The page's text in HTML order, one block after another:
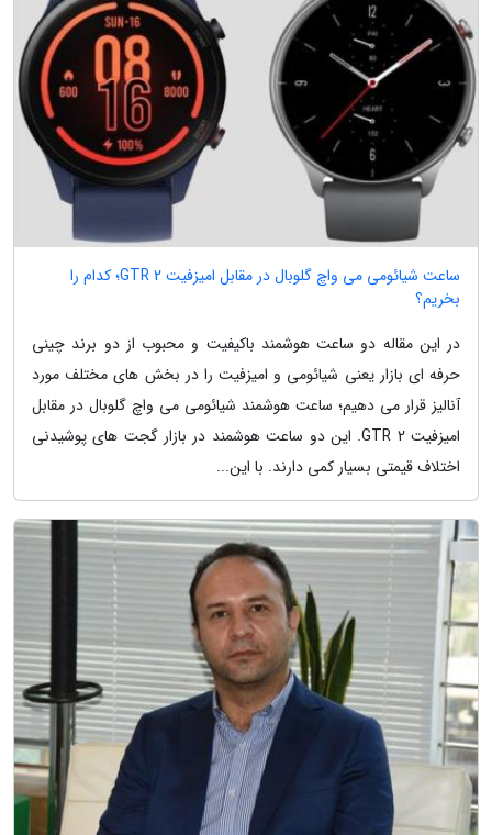
ساعت شیائومی می واچ گلوبال در مقابل امیزفیت GTR 2؛ کدام را
بخریم؟
در این مقاله دو ساعت هوشمند باکیفیت و محبوب از دو برند چینی
حرفه ای بازار یعنی شیائومی و امیزفیت را در بخش های مختلف مورد
آنالیز قرار می دهیم؛ ساعت هوشمند شیائومی می واچ گلوبال در مقابل
امیزفیت GTR 2. این دو ساعت هوشمند در بازار گجت های پوشیدنی
اختلاف قیمتی بسیار کمی دارند. با این...